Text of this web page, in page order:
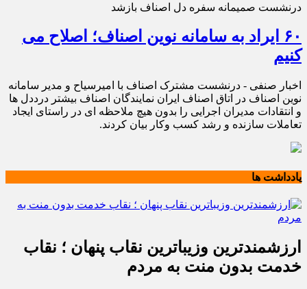
درنشست صمیمانه سفره دل اصناف بازشد
۶٠ ایراد به سامانه نوین اصناف؛ اصلاح می
کنیم
اخبار صنفی - درنشست مشترک اصناف با امیرسیاح و مدیر سامانه
نوین اصناف در اتاق اصناف ایران نمایندگان اصناف بیشتر درددل ها
و انتقادات مدیران اجرایی را بدون هیچ ملاحظه ای در راستای ایجاد
تعاملات سازنده و رشد کسب وکار بیان کردند.
یادداشت ها
ارزشمندترین وزیباترین نقاب پنهان ؛ نقاب
خدمت بدون منت به مردم